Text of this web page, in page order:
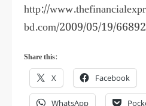
http://
bd.com/2009/05/19/
Share this:
X Facebook
WhatsApp